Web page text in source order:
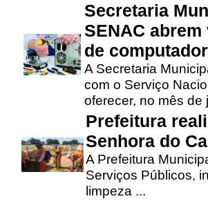
Secretaria
SENAC
de
A Secretaria
com o Serviço
oferecer, no mês de
Prefeitura
Senhora do
A Prefeitura
Serviços Públicos,
limpeza ...